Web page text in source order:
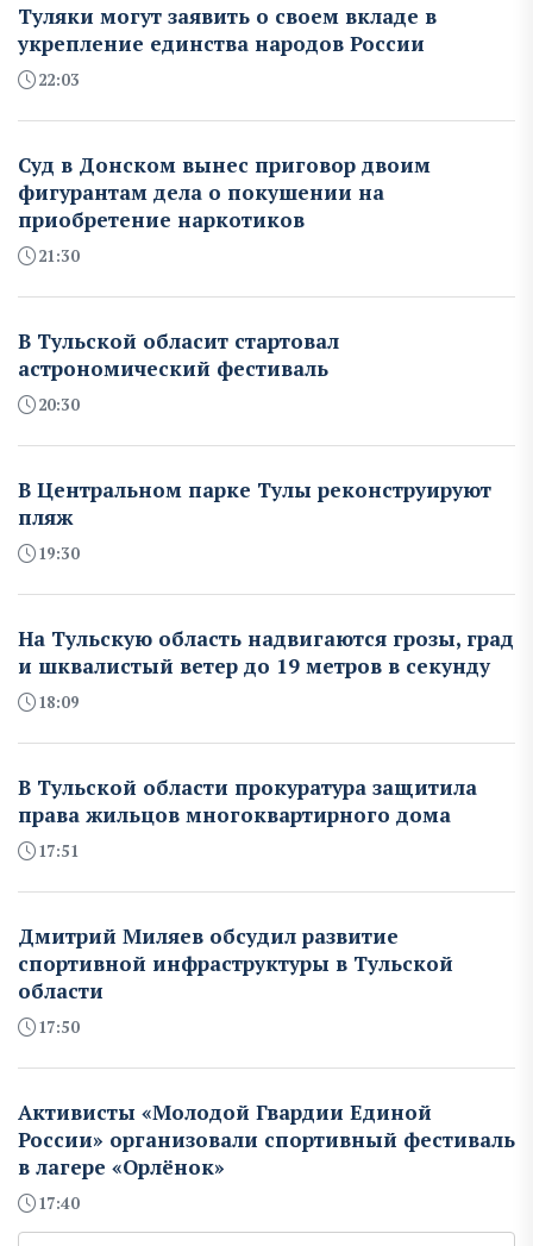
Туляки могут заявить о своем вкладе в
укрепление единства народов России
22:03
Суд в Донском вынес приговор двоим
фигурантам дела о покушении на
приобретение наркотиков
21:30
В Тульской обласит стартовал
астрономический фестиваль
20:30
В Центральном парке Тулы реконструируют
пляж
19:30
На Тульскую область надвигаются грозы, град
и шквалистый ветер до 19 метров в секунду
18:09
В Тульской области прокуратура защитила
права жильцов многоквартирного дома
17:51
Дмитрий Миляев обсудил развитие
спортивной инфраструктуры в Тульской
области
17:50
Активисты «Молодой Гвардии Единой
России» организовали спортивный фестиваль
в лагере «Орлёнок»
17:40